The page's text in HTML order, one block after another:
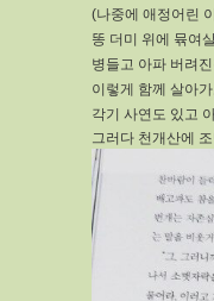
(나중에 애정어린
똥 더미 위에 뮦여
병들고 아파 버려
이렇게 함께 살아
각기 사연도 있고
그러다 천개산에